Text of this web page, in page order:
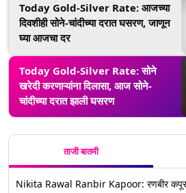
Today Gold-Silver Rate: आजच्या
दिवशीही सोने-चांदीच्या दरात घसरण, जाणून
घ्या आजचा दर
Today Gold-Silver Rate: सोने
खरेदी करणाऱ्यांना दिलासा, आज सोने-
चांदीच्या दरात झाली घसरण
ताजी बातमी
Nikita Rawal Ranbir Kapoor: रणबीर